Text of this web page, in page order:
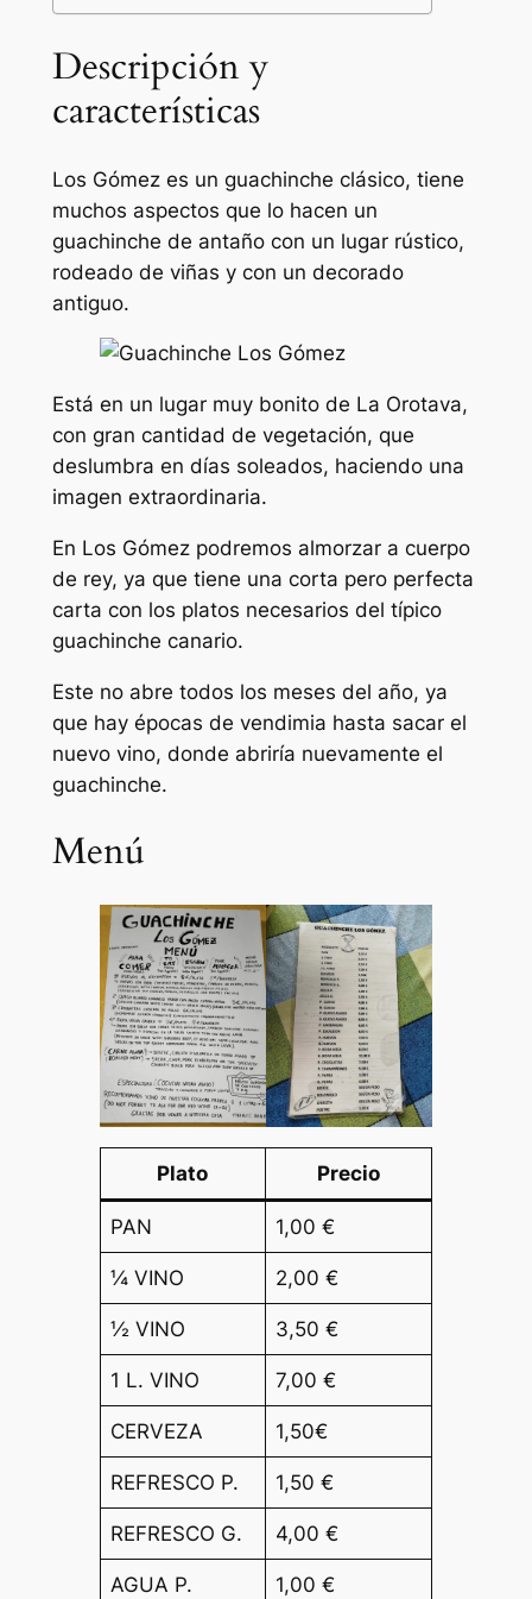
Descripción y
características
Los Gómez es un guachinche clásico, tiene
muchos aspectos que lo hacen un
guachinche de antaño con un lugar rústico,
rodeado de viñas y con un decorado
antiguo.
Está en un lugar muy bonito de La Orotava,
con gran cantidad de vegetación, que
deslumbra en días soleados, haciendo una
imagen extraordinaria.
En Los Gómez podremos almorzar a cuerpo
de rey, ya que tiene una corta pero perfecta
carta con los platos necesarios del típico
guachinche canario.
Este no abre todos los meses del año, ya
que hay épocas de vendimia hasta sacar el
nuevo vino, donde abriría nuevamente el
guachinche.
Menú
Plato Precio
PAN 1,00 €
¼ VINO 2,00 €
½ VINO 3,50 €
1 L. VINO 7,00 €
CERVEZA 1,50€
REFRESCO P. 1,50 €
REFRESCO G. 4,00 €
AGUA P. 1,00 €